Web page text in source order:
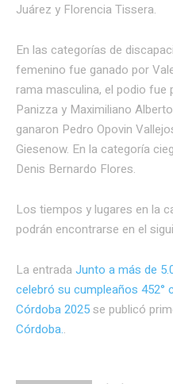
Juárez y Florencia Tissera.
En las categorías de
femenino fue ganado por
rama masculina, el podio fue
Panizza y Maximiliano
ganaron Pedro Opovin
Giesenow. En la categoría
Denis Bernardo Flores.
Los tiempos y lugares en la
podrán encontrarse en el
La entrada Junto a más de
celebró su cumpleaños 452°
Córdoba 2025se publicó
Córdoba..